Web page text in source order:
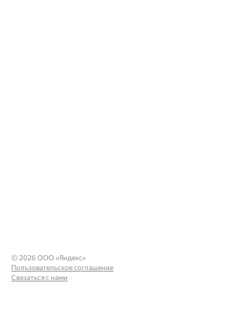
© 2026 ООО «Яндекс»
Пользовательское соглашение
Связаться с нами